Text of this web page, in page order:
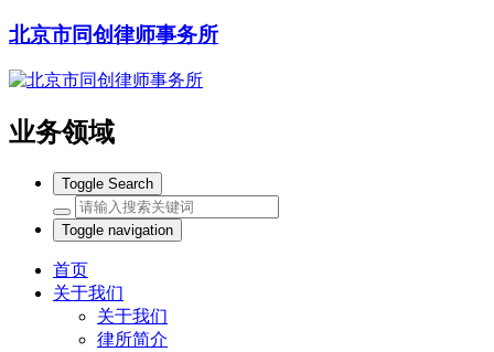
北京市同创律师事务所
业务领域
Toggle Search
Toggle navigation
首页
关于我们
关于我们
律所简介